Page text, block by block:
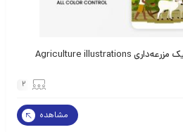
پروژه آماده افترافکت موشن گرافیک مزرعه‌داری Agriculture illustrations
2
مشاهده